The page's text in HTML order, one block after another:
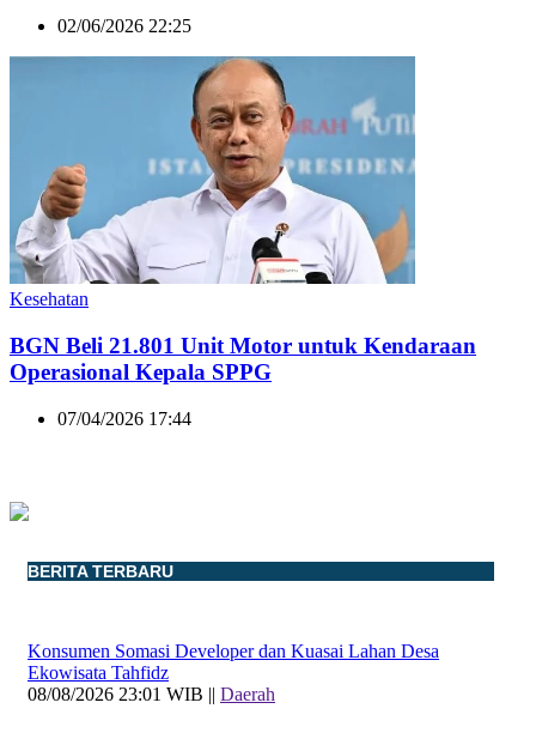
02/06/2026 22:25
Kesehatan
BGN Beli 21.801 Unit Motor untuk Kendaraan
Operasional Kepala SPPG
07/04/2026 17:44
BERITA TERBARU
Konsumen Somasi Developer dan Kuasai Lahan Desa
Ekowisata Tahfidz
08/08/2026 23:01 WIB || Daerah